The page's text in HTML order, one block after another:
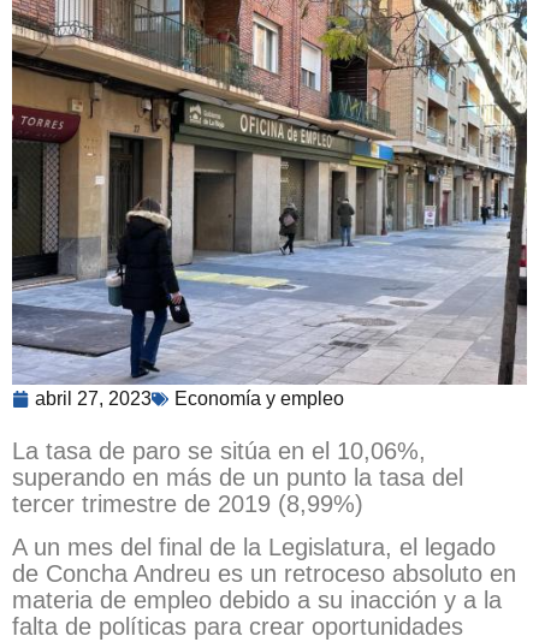
abril 27, 2023 Economía y empleo
La tasa de paro se sitúa en el 10,06%,
superando en más de un punto la tasa del
tercer trimestre de 2019 (8,99%)
A un mes del final de la Legislatura, el legado
de Concha Andreu es un retroceso absoluto en
materia de empleo debido a su inacción y a la
falta de políticas para crear oportunidades